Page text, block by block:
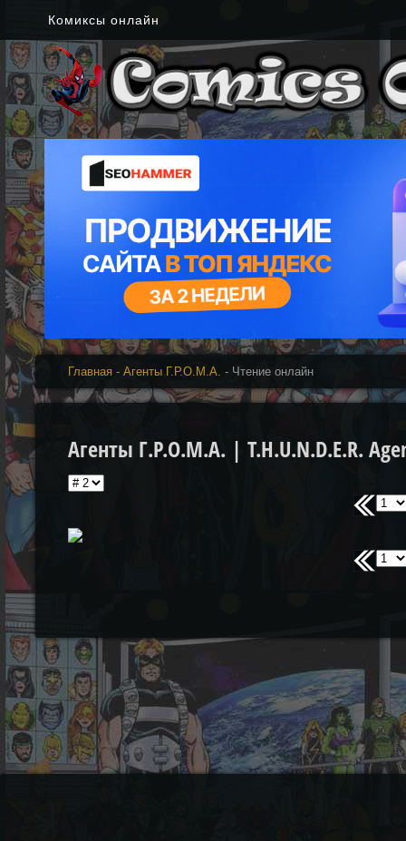
Комиксы онлайн
Главная -Агенты Г.Р.О.М.А. - Чтение онлайн
Агенты Г.Р.О.М.А. | T.H.U.N.D.E.R.